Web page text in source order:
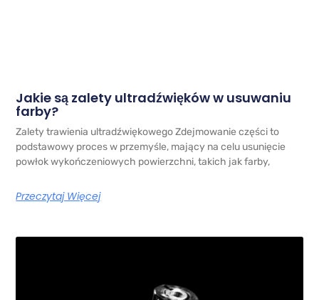
Jakie są zalety ultradźwięków w usuwaniu
farby?
Zalety trawienia ultradźwiękowego Zdejmowanie części to
podstawowy proces w przemyśle, mający na celu usunięcie
powłok wykończeniowych powierzchni, takich jak farby,
Przeczytaj Więcej